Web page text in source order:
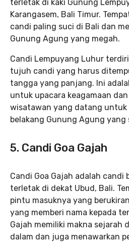
terletak di kaki Gunung
Karangasem, Bali Timur.
candi paling suci di Bali dan
Gunung Agung yang megah.
Candi Lempuyang Luhur
tujuh candi yang harus
tangga yang panjang. Ini
untuk upacara keagamaan
wisatawan yang datang
belakang Gunung Agung yang
5. Candi Goa Gajah
Candi Goa Gajah adalah candi
terletak di dekat Ubud, Bali.
pintu masuknya yang
yang memberi nama kepada
Gajah memiliki makna sejarah
dalam dan juga menawarkan